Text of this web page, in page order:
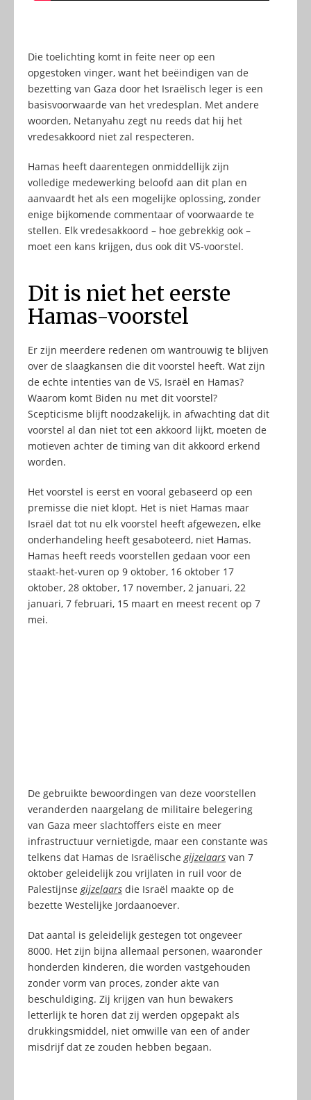
Die toelichting komt in feite neer op een
opgestoken vinger, want het beëindigen van de
bezetting van Gaza door het Israëlisch leger is een
basisvoorwaarde van het vredesplan. Met andere
woorden, Netanyahu zegt nu reeds dat hij het
vredesakkoord niet zal respecteren.
Hamas heeft daarentegen onmiddellijk zijn
volledige medewerking beloofd aan dit plan en
aanvaardt het als een mogelijke oplossing, zonder
enige bijkomende commentaar of voorwaarde te
stellen. Elk vredesakkoord – hoe gebrekkig ook –
moet een kans krijgen, dus ook dit VS-voorstel.
Dit is niet het eerste
Hamas-voorstel
Er zijn meerdere redenen om wantrouwig te blijven
over de slaagkansen die dit voorstel heeft. Wat zijn
de echte intenties van de VS, Israël en Hamas?
Waarom komt Biden nu met dit voorstel?
Scepticisme blijft noodzakelijk, in afwachting dat dit
voorstel al dan niet tot een akkoord lijkt, moeten de
motieven achter de timing van dit akkoord erkend
worden.
Het voorstel is eerst en vooral gebaseerd op een
premisse die niet klopt. Het is niet Hamas maar
Israël dat tot nu elk voorstel heeft afgewezen, elke
onderhandeling heeft gesaboteerd, niet Hamas.
Hamas heeft reeds voorstellen gedaan voor een
staakt-het-vuren op 9 oktober, 16 oktober 17
oktober, 28 oktober, 17 november, 2 januari, 22
januari, 7 februari, 15 maart en meest recent op 7
mei.
De gebruikte bewoordingen van deze voorstellen
veranderden naargelang de militaire belegering
van Gaza meer slachtoffers eiste en meer
infrastructuur vernietigde, maar een constante was
telkens dat Hamas de Israëlischegijzelaars van 7
oktober geleidelijk zou vrijlaten in ruil voor de
Palestijnsegijzelaars die Israël maakte op de
bezette Westelijke Jordaanoever.
Dat aantal is geleidelijk gestegen tot ongeveer
8000. Het zijn bijna allemaal personen, waaronder
honderden kinderen, die worden vastgehouden
zonder vorm van proces, zonder akte van
beschuldiging. Zij krijgen van hun bewakers
letterlijk te horen dat zij werden opgepakt als
drukkingsmiddel, niet omwille van een of ander
misdrijf dat ze zouden hebben begaan.